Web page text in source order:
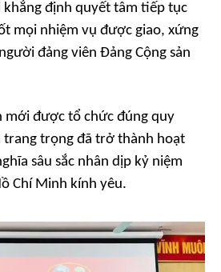
định quyết tâm tiếp tục
mọi nhiệm vụ được giao, xứng
đảng viên Đảng Cộng sản
mới được tổ chức đúng quy
trang trọng đã trở thành hoạt
sâu sắc nhân dịp kỷ niệm
Chí Minh kính yêu.